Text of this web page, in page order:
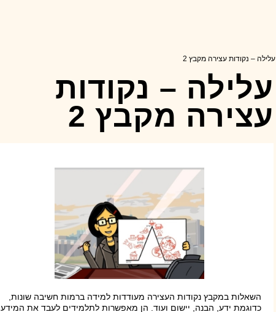
עלילה – נקודות עצירה מקבץ 2
עלילה – נקודות
עצירה מקבץ 2
השאלות במקבץ נקודות העצירה מעודדות למידה ברמות חשיבה שונות,
כדוגמת ידע, הבנה, יישום ועוד. הן מאפשרות לתלמידים לעבד את המידע